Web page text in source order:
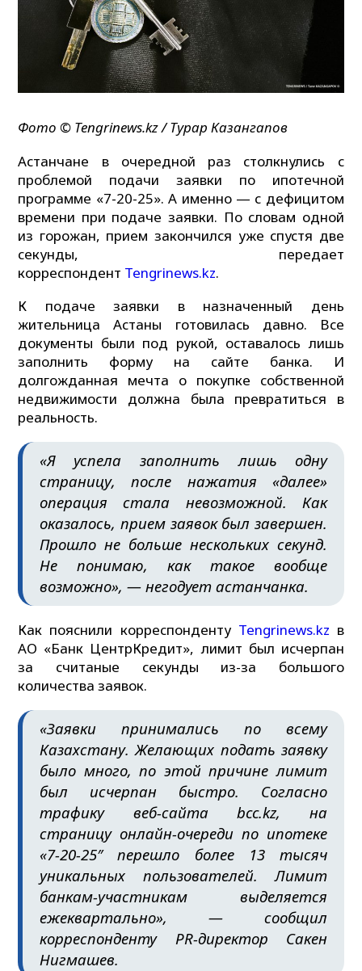
Фото ©️ Tengrinews.kz / Турар Казангапов
Астанчане в очередной раз столкнулись с
проблемой подачи заявки по ипотечной
программе «7-20-25». А именно — с дефицитом
времени при подаче заявки. По словам одной
из горожан, прием закончился уже спустя две
секунды, передает
корреспондент Tengrinews.kz.
К подаче заявки в назначенный день
жительница Астаны готовилась давно. Все
документы были под рукой, оставалось лишь
заполнить форму на сайте банка. И
долгожданная мечта о покупке собственной
недвижимости должна была превратиться в
реальность.
«Я успела заполнить лишь одну
страницу, после нажатия «далее»
операция стала невозможной. Как
оказалось, прием заявок был завершен.
Прошло не больше нескольких секунд.
Не понимаю, как такое вообще
возможно», — негодует астанчанка.
Как пояснили корреспонденту Tengrinews.kz в
АО «Банк ЦентрКредит», лимит был исчерпан
за считаные секунды из-за большого
количества заявок.
«Заявки принимались по всему
Казахстану. Желающих подать заявку
было много, по этой причине лимит
был исчерпан быстро. Согласно
трафику веб-сайта bcc.kz, на
страницу онлайн-очереди по ипотеке
«7-20-25″ перешло более 13 тысяч
уникальных пользователей. Лимит
банкам-участникам выделяется
ежеквартально», — сообщил
корреспонденту PR-директор Сакен
Нигмашев.